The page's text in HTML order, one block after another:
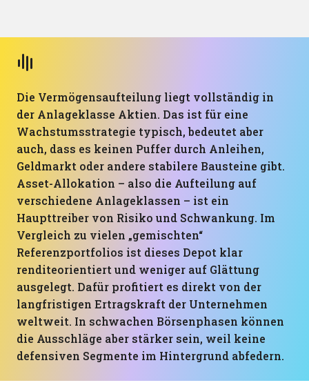
Die Vermögensaufteilung liegt vollständig in
der Anlageklasse Aktien. Das ist für eine
Wachstumsstrategie typisch, bedeutet aber
auch, dass es keinen Puffer durch Anleihen,
Geldmarkt oder andere stabilere Bausteine gibt.
Asset-Allokation – also die Aufteilung auf
verschiedene Anlageklassen – ist ein
Haupttreiber von Risiko und Schwankung. Im
Vergleich zu vielen „gemischten“
Referenzportfolios ist dieses Depot klar
renditeorientiert und weniger auf Glättung
ausgelegt. Dafür profitiert es direkt von der
langfristigen Ertragskraft der Unternehmen
weltweit. In schwachen Börsenphasen können
die Ausschläge aber stärker sein, weil keine
defensiven Segmente im Hintergrund abfedern.